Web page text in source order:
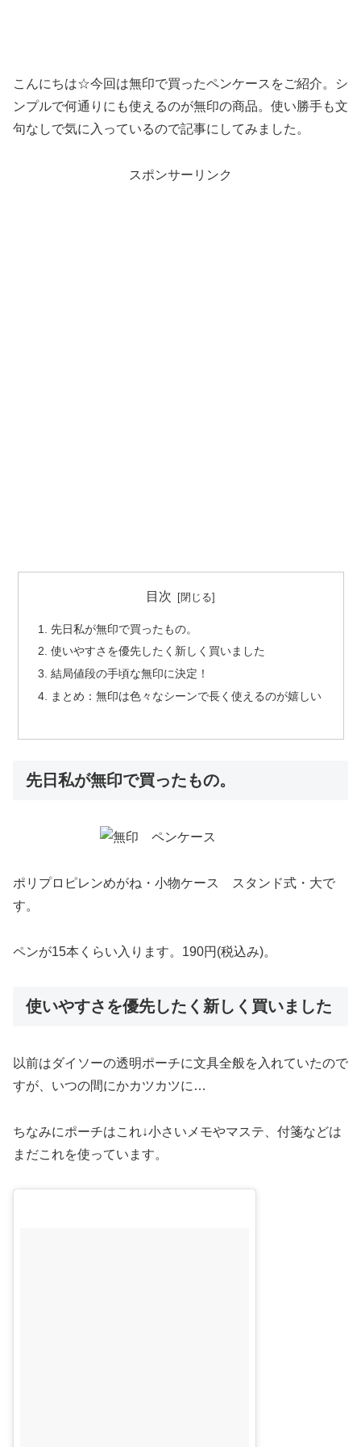
こんにちは☆今回は無印で買ったペンケースをご紹介。シ
ンプルで何通りにも使えるのが無印の商品。使い勝手も文
句なしで気に入っているので記事にしてみました。
スポンサーリンク
目次
先日私が無印で買ったもの。
使いやすさを優先したく新しく買いました
結局値段の手頃な無印に決定！
まとめ：無印は色々なシーンで長く使えるのが嬉しい
先日私が無印で買ったもの。
ポリプロピレンめがね・小物ケース スタンド式・大で
す。
ペンが15本くらい入ります。190円(税込み)。
使いやすさを優先したく新しく買いました
以前はダイソーの透明ポーチに文具全般を入れていたので
すが、いつの間にかカツカツに…
ちなみにポーチはこれ↓小さいメモやマステ、付箋などは
まだこれを使っています。